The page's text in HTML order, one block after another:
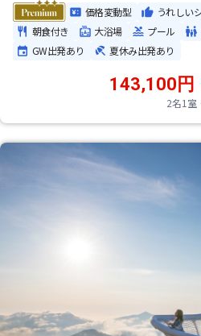
価格変動型 うれしい
朝食付き
大浴場 プール
GW出発あり
夏休み出発あり
2名1室
143,100円